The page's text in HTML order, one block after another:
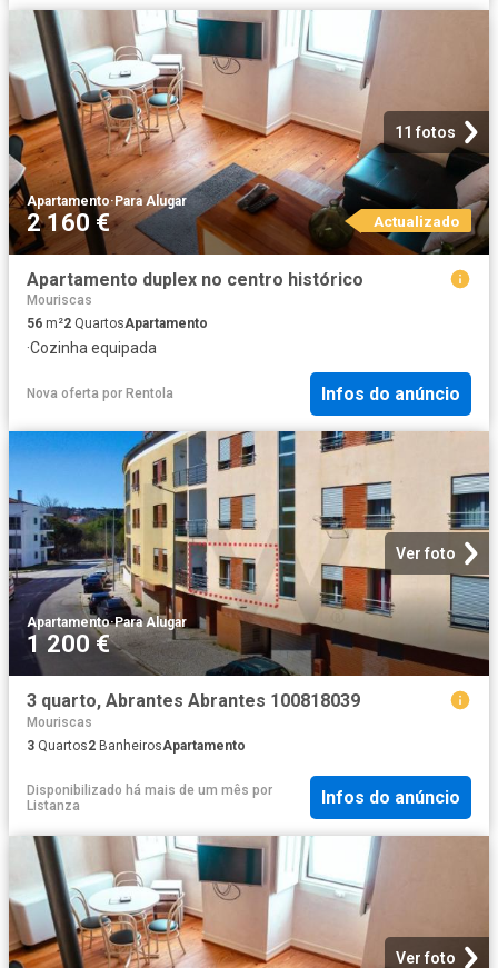
11 fotos
Apartamento·Para Alugar
2 160 € Actualizado
Apartamento duplex no centro histórico
Mouriscas
56 m²2 QuartosApartamento
·Cozinha equipada
Nova oferta por Rentola Infos do anúncio
Ver foto
Apartamento·Para Alugar
1 200 €
3 quarto, Abrantes Abrantes 100818039
Mouriscas
3 Quartos2 BanheirosApartamento
Disponibilizado há mais de um mês por
Listanza
Infos do anúncio
Ver foto